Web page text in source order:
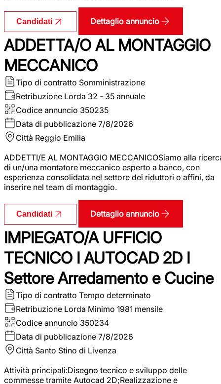
Candidati Dettaglio annuncio
ADDETTA/O AL MONTAGGIO
MECCANICO
Tipo di contratto Somministrazione
Retribuzione Lorda 32 - 35 annuale
Codice annuncio 350235
Data di pubblicazione 7/8/2026
Città Reggio Emilia
ADDETTI/E AL MONTAGGIO MECCANICOSiamo alla
di un/una montatore meccanico esperto a banco, con
esperienza consolidata nel settore dei riduttori o affini, da
inserire nel team di montaggio.
Candidati Dettaglio annuncio
IMPIEGATO/A UFFICIO
TECNICO I AUTOCAD 2D I
Settore Arredamento e Cucine
Tipo di contratto Tempo determinato
Retribuzione Lorda Minimo 1981 mensile
Codice annuncio 350234
Data di pubblicazione 7/8/2026
Città Santo Stino di Livenza
Attività principali:Disegno tecnico e sviluppo delle
commesse tramite Autocad 2D;Realizzazione e